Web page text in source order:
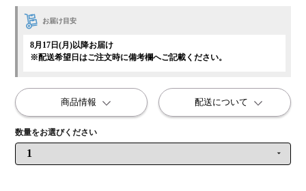
お届け目安
8月17日(月)以降お届け
※配送希望日はご注文時に備考欄へご記載ください。
商品情報 配送について